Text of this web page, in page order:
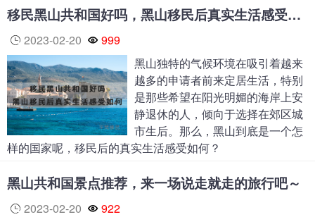
移民黑山共和国好吗，黑山移民后真实生活感受如何？
2023-02-20
999
黑山独特的气候环境在吸引着越来
越多的申请者前来定居生活，特别
是那些希望在阳光明媚的海岸上安
静退休的人，倾向于选择在郊区城
市生后。那么，黑山到底是一个怎
样的国家呢，移民后的真实生活感受如何？
黑山共和国景点推荐，来一场说走就走的旅行吧～
2023-02-20
922